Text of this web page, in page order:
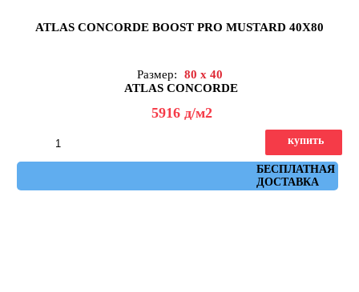
ATLAS CONCORDE BOOST PRO MUSTARD 40X80
Размер:
80 x 40
ATLAS CONCORDE
5916 д/м2
БЕСПЛАТНАЯ
ДОСТАВКА
купить